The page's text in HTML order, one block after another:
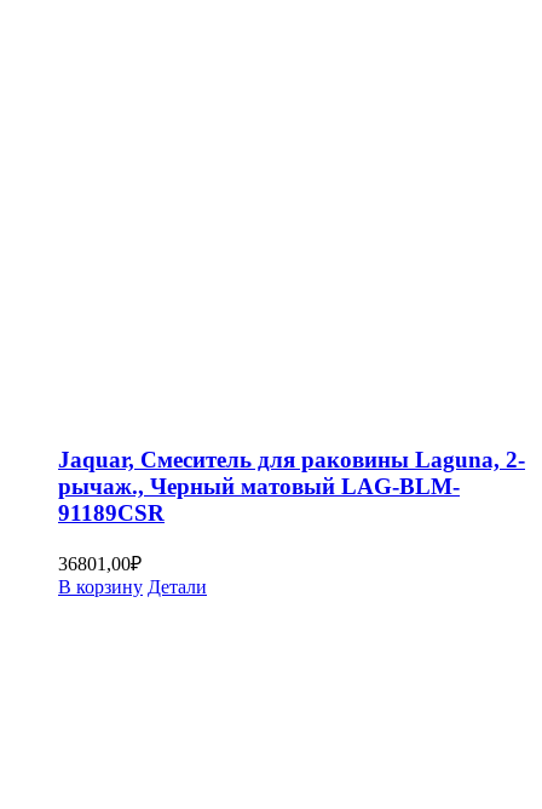
Jaquar, Смеситель для раковины Laguna, 2-
рычаж., Черный матовый LAG-BLM-
91189CSR
36801,00₽
В корзину Детали